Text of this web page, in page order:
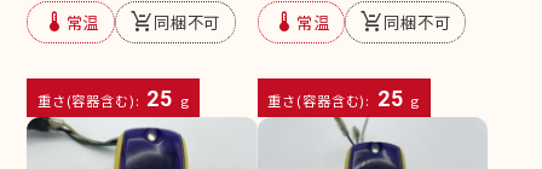
device_thermostat 常温 remove_shopping_cart同梱不可
重さ(容器含む): 25 g
device_thermostat 常温 remove_shopping_cart同梱不可
重さ(容器含む): 25 g